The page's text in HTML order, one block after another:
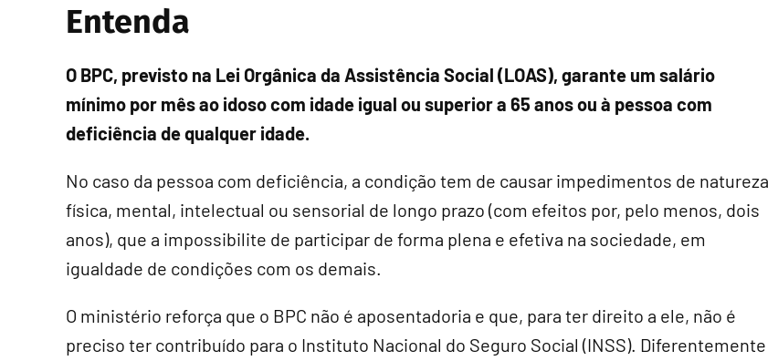
Entenda
O BPC, previsto na Lei Orgânica da Assistência Social (LOAS), garante um salário
mínimo por mês ao idoso com idade igual ou superior a 65 anos ou à pessoa com
deficiência de qualquer idade.
No caso da pessoa com deficiência, a condição tem de causar impedimentos de natureza
física, mental, intelectual ou sensorial de longo prazo (com efeitos por, pelo menos, dois
anos), que a impossibilite de participar de forma plena e efetiva na sociedade, em
igualdade de condições com os demais.
O ministério reforça que o BPC não é aposentadoria e que, para ter direito a ele, não é
preciso ter contribuído para o Instituto Nacional do Seguro Social (INSS). Diferentemente